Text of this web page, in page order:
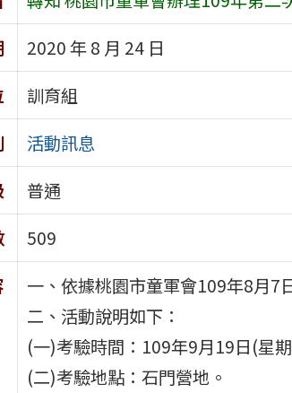
2020 年 8 月 24 日
訓育組
活動訊息
普通
509
一、依據桃園市童軍會109年8月7
二、活動說明如下：
(一)考驗時間：109年9月19日(星
(二)考驗地點：石門營地。